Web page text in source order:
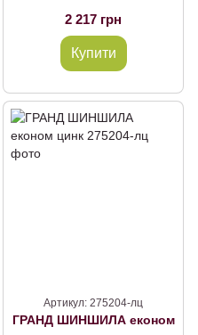
2 217 грн
Купити
Артикул: 275204-лц
ГРАНД ШИНШИЛА економ